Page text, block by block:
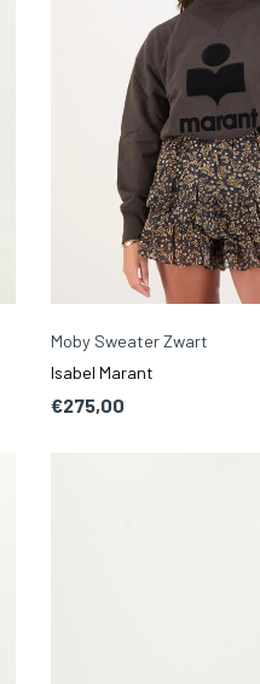
Moby Sweater Zwart
Isabel Marant
€275,00